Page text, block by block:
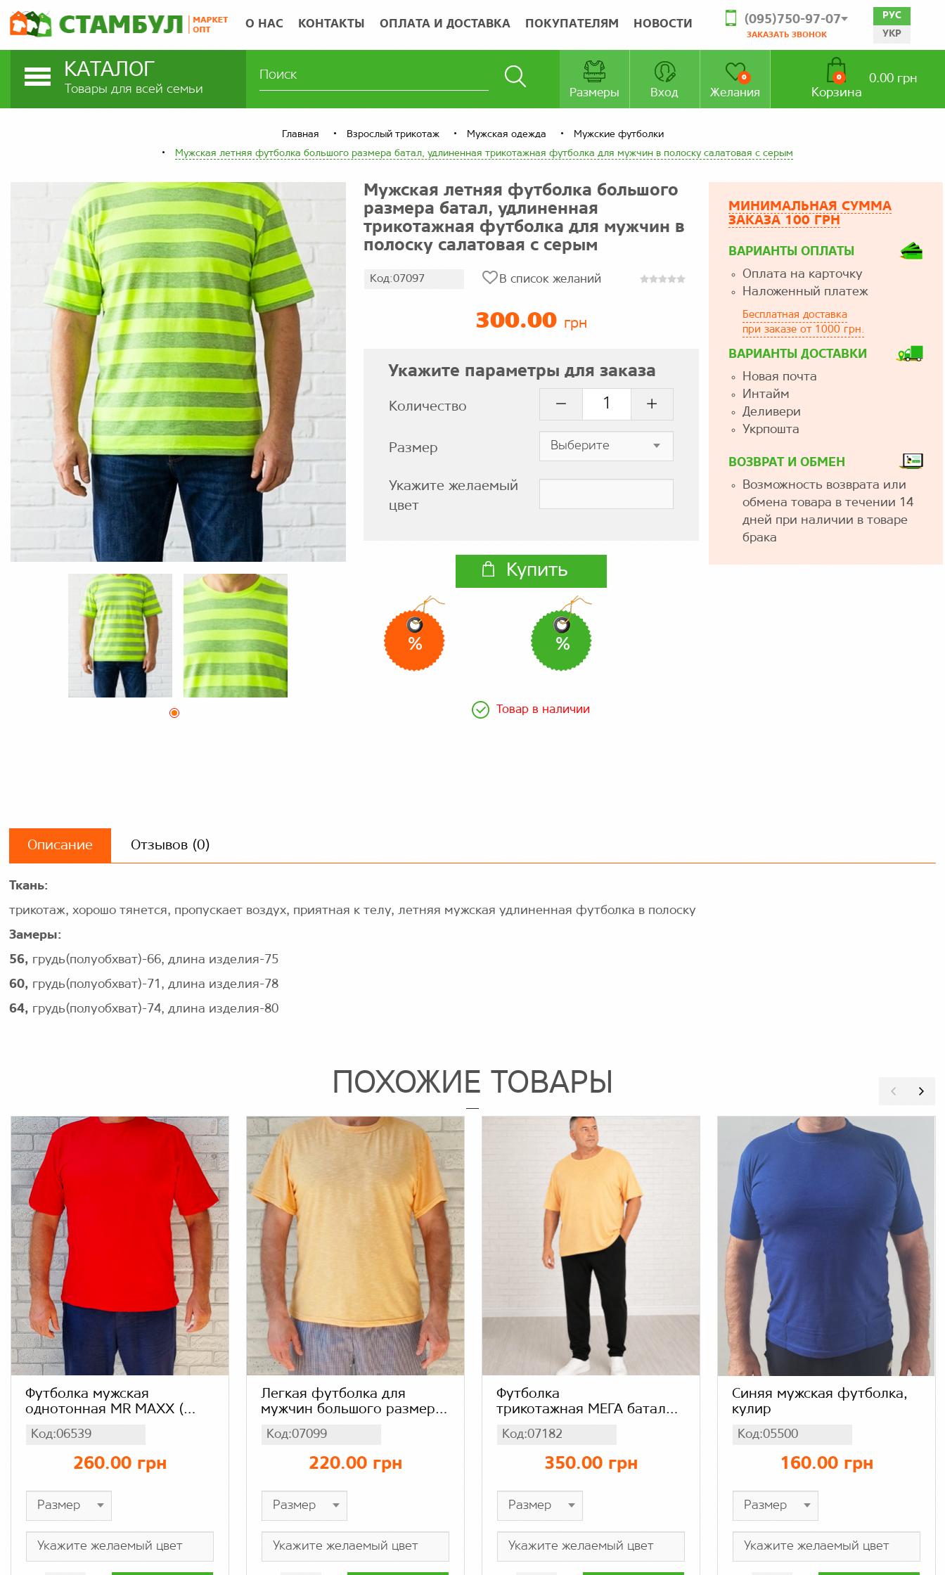
О НАС КОНТАКТЫ ОПЛАТА И ДОСТАВКА ПОКУПАТЕЛЯМ НОВОСТИ (095)750-97-07
ЗАКАЗАТЬ ЗВОНОК
РУС
УКР
КАТАЛОГ
Товары для всей семьи Размеры Вход Желания
0
Корзина
0 0.00 грн
Главная Взрослый трикотаж Мужская одежда Мужские футболки
Мужская летняя футболка большого размера батал, удлиненная трикотажная футболка для мужчин в полоску салатовая с серым
Мужская летняя футболка большого
размера батал, удлиненная
трикотажная футболка для мужчин в
полоску салатовая с серым
Код:07097 В список желаний
300.00 грн
Укажите параметры для заказа
Количество
Размер
Укажите желаемый
цвет
Купить
% %
Товар в наличии
МИНИМАЛЬНАЯ СУММА
ЗАКАЗА 100 ГРН
ВАРИАНТЫ ОПЛАТЫ
Оплата на карточку
Наложенный платеж
Бесплатная доставка
при заказе от 1000 грн.
ВАРИАНТЫ ДОСТАВКИ
Новая почта
Интайм
Деливери
Укрпошта
ВОЗВРАТ И ОБМЕН
Возможность возврата или
обмена товара в течении 14
дней при наличии в товаре
брака
Описание Отзывов (0)
Ткань:
трикотаж, хорошо тянется, пропускает воздух, приятная к телу, летняя мужская удлиненная футболка в полоску
Замеры:
56, грудь(полуобхват)-66, длина изделия-75
60, грудь(полуобхват)-71, длина изделия-78
64, грудь(полуобхват)-74, длина изделия-80
ПОХОЖИЕ ТОВАРЫ
Футболка мужская
однотонная MR MAXX (
синий, электрик, красный),
кулир хлопок 100%
Код:06539
260.00 грн
Легкая футболка для
мужчин большого размера
мужская футболка, цвет
оранжевый меланж
Код:07099
220.00 грн
Футболка
трикотажная МЕГА батал
мужчин, мужские
футболки свободного
кроя, цвет желто -
Код:07182
350.00 грн
Синяя мужская футболка,
кулир
Код:05500
160.00 грн